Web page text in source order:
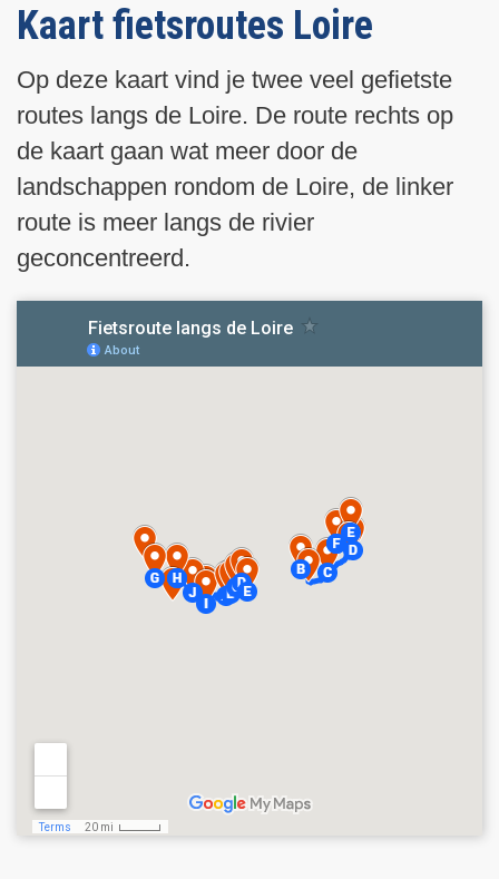
Kaart fietsroutes Loire
Op deze kaart vind je twee veel gefietste
routes langs de Loire. De route rechts op
de kaart gaan wat meer door de
landschappen rondom de Loire, de linker
route is meer langs de rivier
geconcentreerd.